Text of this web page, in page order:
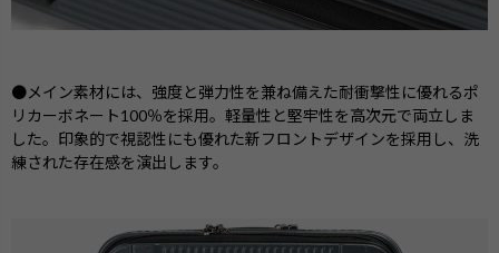
●メイン素材には、強度と弾力性を兼ね備えた耐衝撃性に優れるポ
リカーボネート100％を採用。軽量性と堅牢性を高次元で両立しま
した。印象的で視認性にも優れた新フロントデザインを採用し、洗
練された存在感を演出します。